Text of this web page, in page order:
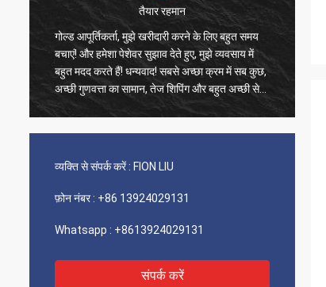
तैयार रहमान
गोल्ड आपूर्तिकर्ता, मुझे खरीदारी करने के लिए बहुत समय
बचाएं! और हमेशा पेशेवर सुझाव देते हुए, मुझे व्यवसाय में
बहुत मदद करते हैं! धन्यवाद! सबसे अच्छा क्रम में सब कुछ,
अच्छी गुणवत्ता का सामान, तेज शिपिंग और बहुत अच्छी सेवा
जो मैं सुझाता हूं। 5 सितारों को शामिल किया गया! आपके
व्यक्ति से संपर्क करें : FION LIU
फ़ोन नंबर : +86 13924029131
Whatsapp : +8613924029131
संपर्क करें